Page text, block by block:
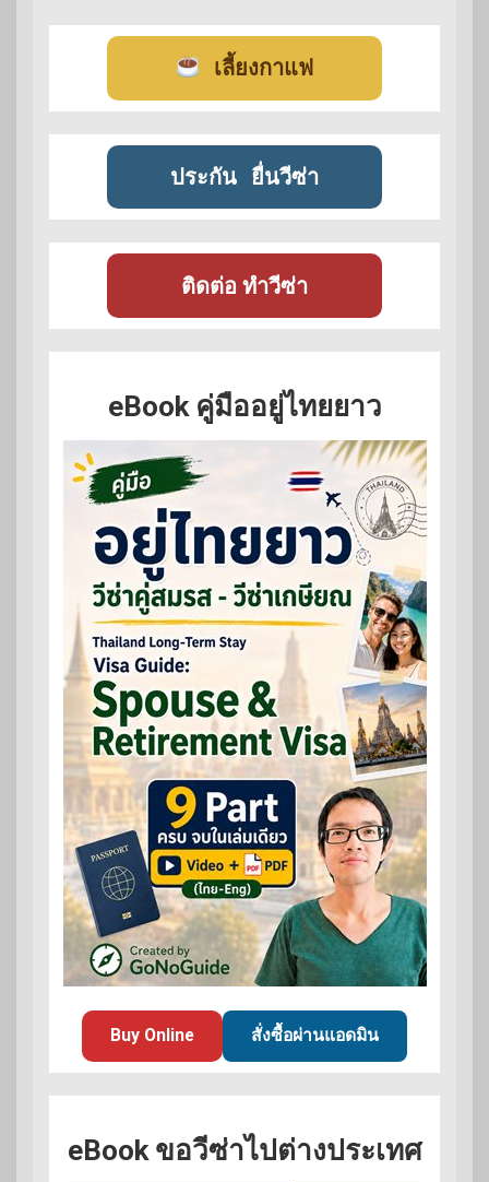
เลี้ยงกาแฟ
ประกัน ยื่นวีซ่า
ติดต่อ ทำวีซ่า
eBook คู่มืออยู่ไทยยาว
Buy Online สั่งซื้อผ่านแอดมิน
eBook ขอวีซ่าไปต่างประเทศ